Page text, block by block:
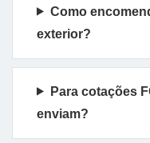
Como
exterior?
Para cotações
enviam?